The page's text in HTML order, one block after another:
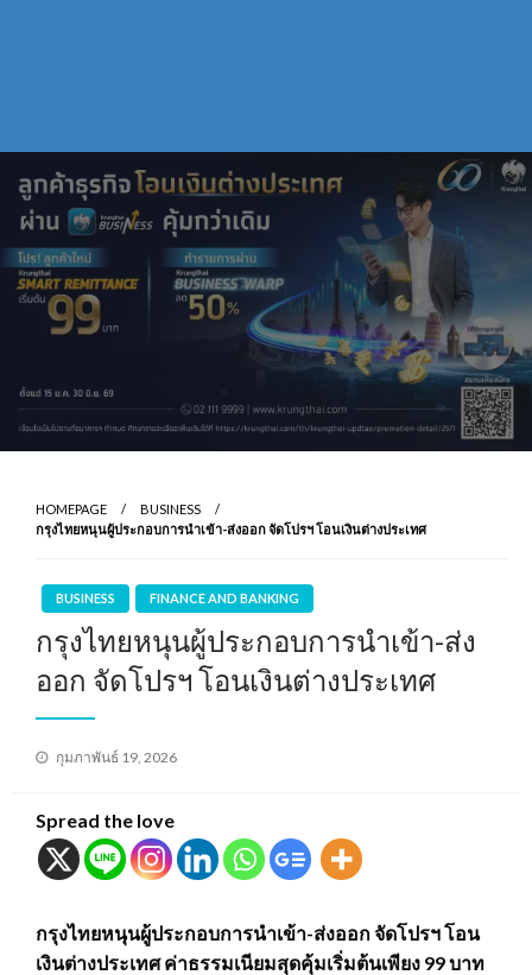
HOMEPAGE
BUSINESS
กรุงไทยหนุนผู้ประกอบการนำเข้า-ส่งออก จัดโปรฯ โอนเงินต่างประเทศ
BUSINESS FINANCE AND BANKING
กรุงไทยหนุนผู้ประกอบการนำเข้า-ส่ง
ออก จัดโปรฯ โอนเงินต่างประเทศ
Posted
กุมภาพันธ์ 19, 2026
Spread the love
กรุงไทยหนุนผู้ประกอบการนำเข้า-ส่งออก จัดโปรฯ โอน
เงินต่างประเทศ ค่าธรรมเนียมสุดคุ้มเริ่มต้นเพียง 99 บาท